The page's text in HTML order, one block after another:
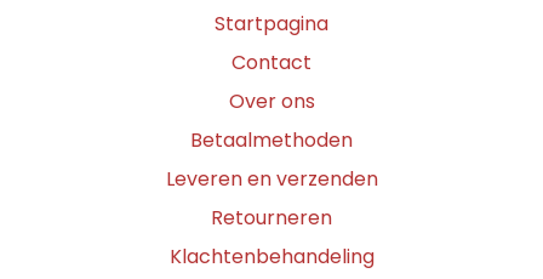
Startpagina
Contact
Over ons
Betaalmethoden
Leveren en verzenden
Retourneren
Klachtenbehandeling